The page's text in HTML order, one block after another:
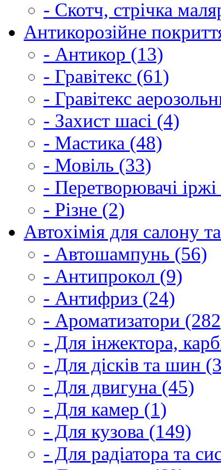
- Скотч, стрічка
Антикорозійне
- Антикор (13)
- Гравітекс (61)
- Гравітекс
- Захист шасі (4)
- Мастика (48)
- Мовіль (33)
- Перетворювачі
- Різне (2)
Автохімія для салону
- Автошампунь (56)
- Антипрокол (9)
- Антифриз (24)
- Ароматизатори
- Для інжектора,
- Для дісків та шин
- Для двигуна (45)
- Для камер (1)
- Для кузова (149)
- Для радіатора та